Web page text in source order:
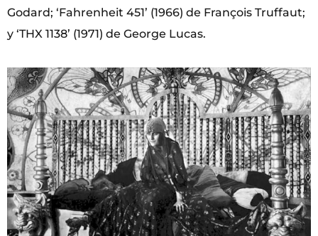
Godard; ‘Fahrenheit 451’ (1966) de François Truffaut;
y ‘THX 1138’ (1971) de George Lucas.